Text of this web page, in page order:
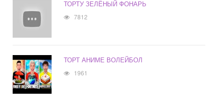
ТОРТУ ЗЕЛЁНЫЙ ФОНАРЬ
7812
ТОРТ АНИМЕ ВОЛЕЙБОЛ
1961